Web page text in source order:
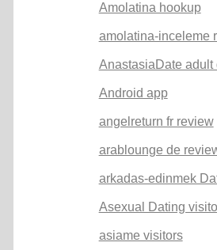
Amolatina hookup
amolatina-inceleme
AnastasiaDate adult
Android app
angelreturn fr review
arablounge de
arkadas-edinmek
Asexual Dating
asiame visitors